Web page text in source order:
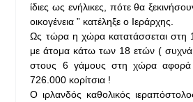
ίδιες ως ενήλικες, πότε θα
οικογένεια ” κατέληξε ο Ιεράρχης.
Ως τώρα η χώρα κατατάσσεται στη
με άτομα κάτω των 18 ετών (
στους 6 γάμους στη χώρα αφορά
726.000 κορίτσια !
Ο ιρλανδός καθολικός